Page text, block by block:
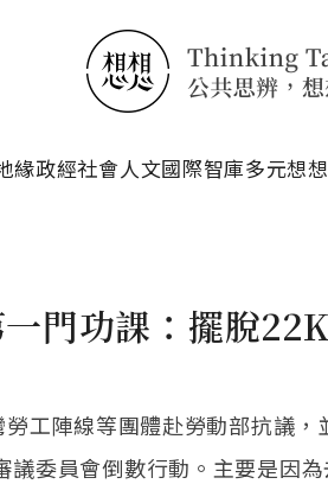
緣政經社會人文國際智庫多元想想
門功課：擺脫
工陣線等團體赴勞動部抗議
議委員會倒數行動。主要是因